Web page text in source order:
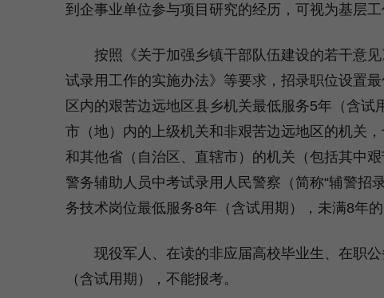
到企事业单位参与项目研究的经历，可视为基层
按照《关于加强乡镇干部队伍建设的若干意见
试录用工作的实施办法》等要求，招录职位设置
区内的艰苦边远地区县乡机关最低服务5年（含
市（地）内的上级机关和非艰苦边远地区的机关
和其他省（自治区、直辖市）的机关（包括其中
警务辅助人员中考试录用人民警察（简称“辅警招
务技术岗位最低服务8年（含试用期），未满8年
现役军人、在读的非应届高校毕业生、在职公
（含试用期），不能报考。